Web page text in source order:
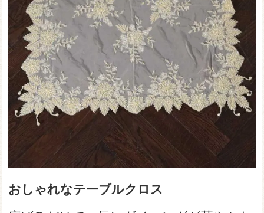
おしゃれなテーブルクロス